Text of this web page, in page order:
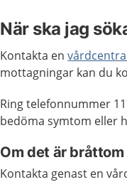
När ska jag
Kontakta en
mottagningar kan du
Ring telefonnummer
bedöma symtom eller
Om det är bråttom
Kontakta genast en